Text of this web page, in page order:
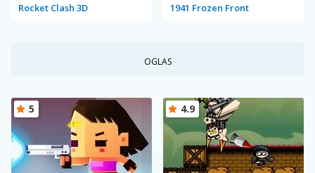
Rocket Clash 3D 1941 Frozen Front
OGLAS
5 4.9